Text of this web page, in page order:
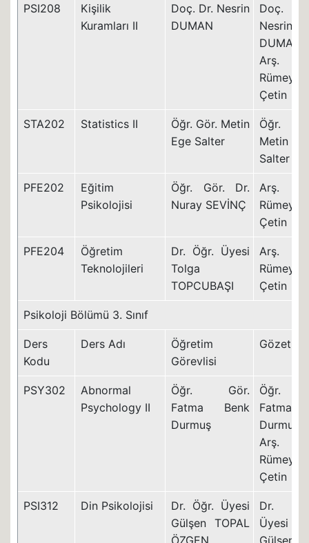
PSI208
Kişilik
Kuramları II
Doç. Dr. Nesrin
DUMAN
Doç.
Nesrin
Arş.
Rümeysa
Çetin
STA202 Statistics II
Öğr. Gör. Metin
Ege Salter
Öğr.
Metin
Salter
PFE202
Eğitim
Psikolojisi
Öğr. Gör. Dr.
Nuray SEVİNÇ
Arş.
Rümeysa
Çetin
PFE204
Öğretim
Teknolojileri
Dr. Öğr. Üyesi
Tolga
TOPCUBAŞI
Arş.
Rümeysa
Çetin
Psikoloji Bölümü 3. Sınıf
Ders
Kodu
Ders Adı
Öğretim
Görevlisi
PSY302
Abnormal
Psychology II
Öğr. Gör.
Fatma Benk
Durmuş
Öğr.
Fatma
Arş.
Rümeysa
Çetin
PSI312 Din Psikolojisi
Dr. Öğr. Üyesi
Gülşen TOPAL
ÖZGEN
Dr.
Üyesi
Gülşen